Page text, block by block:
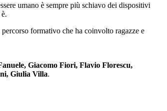
umano è sempre più schiavo dei dispositivi
formativo che ha coinvolto ragazze e
Giacomo Fiori, Flavio Florescu,
Giulia Villa.